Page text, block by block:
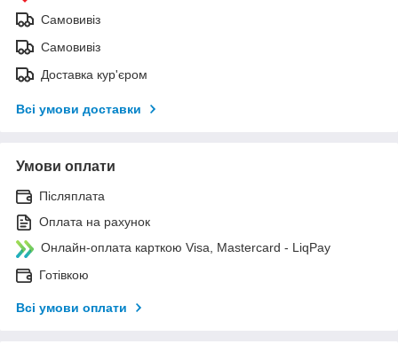
Самовивіз
Самовивіз
Доставка кур'єром
Всі умови доставки
Умови оплати
Післяплата
Оплата на рахунок
Онлайн-оплата карткою Visa, Mastercard - LiqPay
Готівкою
Всі умови оплати